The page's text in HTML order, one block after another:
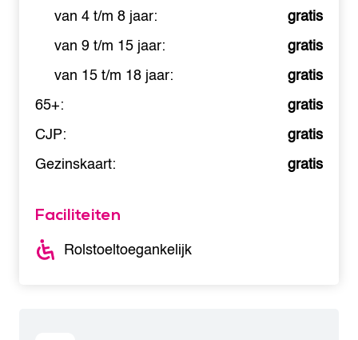
van 4 t/m 8 jaar:
gratis
van 9 t/m 15 jaar:
gratis
van 15 t/m 18 jaar:
gratis
65+:
gratis
CJP:
gratis
Gezinskaart:
gratis
Faciliteiten
Rolstoeltoegankelijk